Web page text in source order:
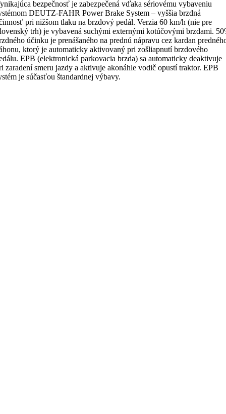
bezpečnosť je zabezpečená vďaka sériovému vybaveniu
DEUTZ-FAHR Power Brake System – vyššia brzdná
pri nižšom tlaku na brzdový pedál. Verzia 60 km/h (nie pre
trh) je vybavená suchými externými kotúčovými brzdami.
účinku je prenášaného na prednú nápravu cez kardan
ktorý je automaticky aktivovaný pri zošliapnutí brzdového
EPB (elektronická parkovacia brzda) sa automaticky deaktivuje
zaradení smeru jazdy a aktivuje akonáhle vodič opustí traktor. EPB
je súčasťou štandardnej výbavy.